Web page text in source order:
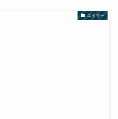
エイサー